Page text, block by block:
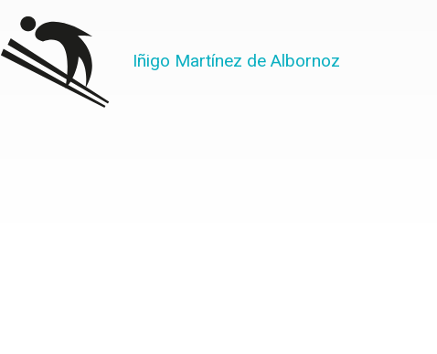
Iñigo Martínez de Albornoz